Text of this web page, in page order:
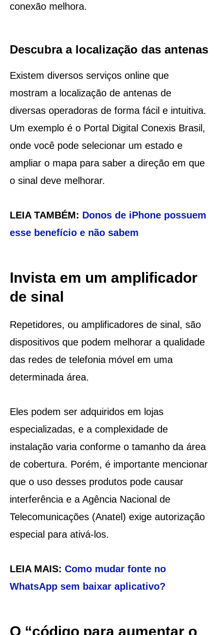
conexão melhora.
Descubra a localização das antenas
Existem diversos serviços online que
mostram a localização de antenas de
diversas operadoras de forma fácil e intuitiva.
Um exemplo é o Portal Digital Conexis Brasil,
onde você pode selecionar um estado e
ampliar o mapa para saber a direção em que
o sinal deve melhorar.
LEIA TAMBÉM: Donos de iPhone possuem
esse benefício e não sabem
Invista em um amplificador
de sinal
Repetidores, ou amplificadores de sinal, são
dispositivos que podem melhorar a qualidade
das redes de telefonia móvel em uma
determinada área.
Eles podem ser adquiridos em lojas
especializadas, e a complexidade de
instalação varia conforme o tamanho da área
de cobertura. Porém, é importante mencionar
que o uso desses produtos pode causar
interferência e a Agência Nacional de
Telecomunicações (Anatel) exige autorização
especial para ativá-los.
LEIA MAIS: Como mudar fonte no
WhatsApp sem baixar aplicativo?
O “código para aumentar o